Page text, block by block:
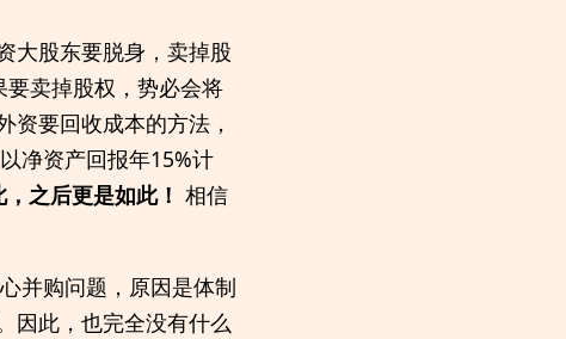
大股东要脱身，卖掉股
卖掉股权，势必会将
资要回收成本的方法，
净资产回报年15%计
之后更是如此！ 相信
并购问题，原因是体制
因此，也完全没有什么